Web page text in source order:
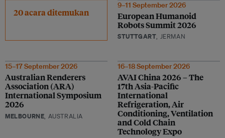
20 acara ditemukan
9–11 September 2026
European Humanoid
Robots Summit 2026
STUTTGART, JERMAN
15–17 September 2026
Australian Renderers
Association (ARA)
International Symposium
2026
MELBOURNE, AUSTRALIA
16–18 September 2026
AVAI China 2026 – The
17th Asia-Pacific
International
Refrigeration, Air
Conditioning, Ventilation
and Cold Chain
Technology Expo